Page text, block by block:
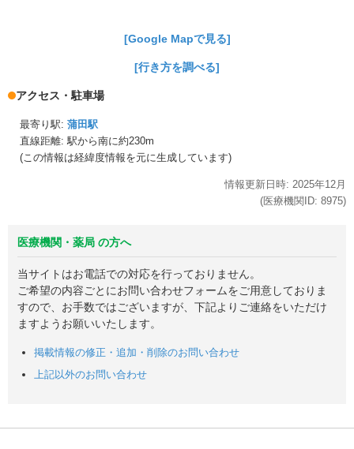
[Google Mapで見る]
[行き方を調べる]
アクセス・駐車場
最寄り駅: 蒲田駅
直線距離: 駅から南に約230m
(この情報は経緯度情報を元に生成しています)
情報更新日時: 2025年12月
(医療機関ID: 8975)
医療機関・薬局 の方へ
当サイトはお電話での対応を行っておりません。
ご希望の内容ごとにお問い合わせフォームをご用意しておりま
すので、お手数ではございますが、下記よりご連絡をいただけ
ますようお願いいたします。
掲載情報の修正・追加・削除のお問い合わせ
上記以外のお問い合わせ